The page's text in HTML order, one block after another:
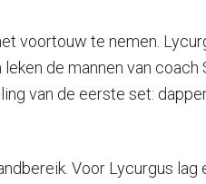
te nemen.
de mannen van
van de eerste set:
Voor Lycurgus